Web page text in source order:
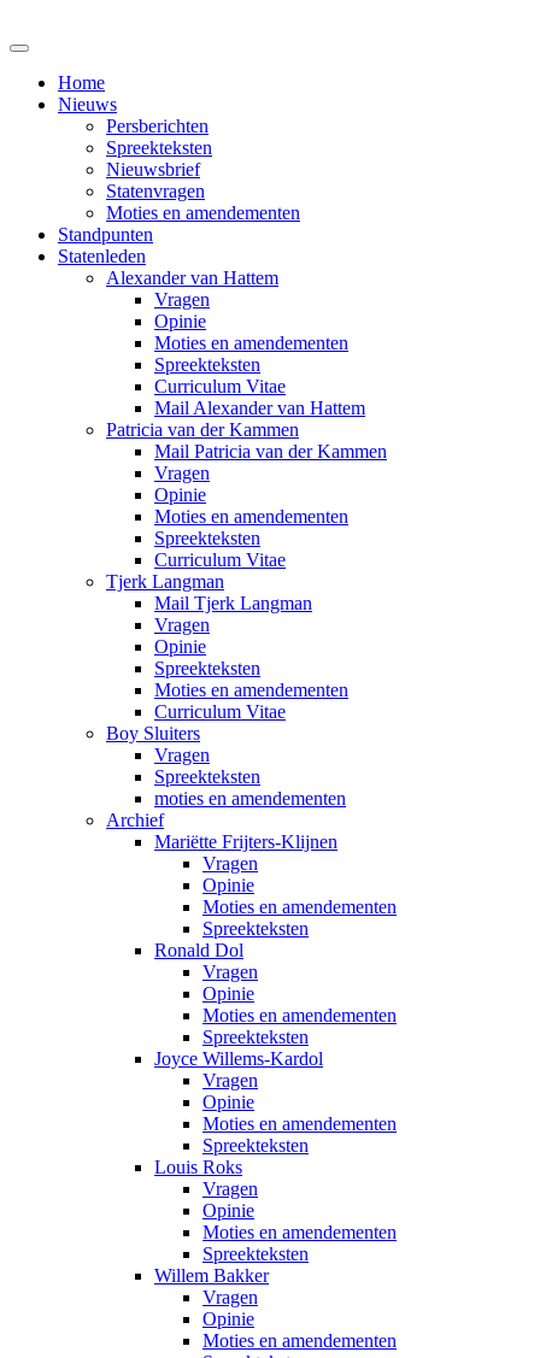
Home
Nieuws
Persberichten
Spreekteksten
Nieuwsbrief
Statenvragen
Moties en amendementen
Standpunten
Statenleden
Alexander van Hattem
Vragen
Opinie
Moties en amendementen
Spreekteksten
Curriculum Vitae
Mail Alexander van Hattem
Patricia van der Kammen
Mail Patricia van der Kammen
Vragen
Opinie
Moties en amendementen
Spreekteksten
Curriculum Vitae
Tjerk Langman
Mail Tjerk Langman
Vragen
Opinie
Spreekteksten
Moties en amendementen
Curriculum Vitae
Boy Sluiters
Vragen
Spreekteksten
moties en amendementen
Archief
Mariëtte Frijters-Klijnen
Vragen
Opinie
Moties en amendementen
Spreekteksten
Ronald Dol
Vragen
Opinie
Moties en amendementen
Spreekteksten
Joyce Willems-Kardol
Vragen
Opinie
Moties en amendementen
Spreekteksten
Louis Roks
Vragen
Opinie
Moties en amendementen
Spreekteksten
Willem Bakker
Vragen
Opinie
Moties en amendementen